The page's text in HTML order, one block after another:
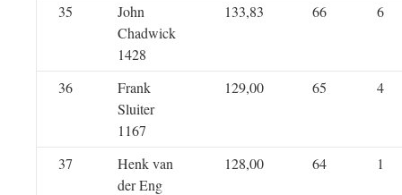
35
John
Chadwick
1428
133,83 66 6
36
Frank
Sluiter
1167
129,00 65 4
37
Henk van
der Eng
128,00 64 1